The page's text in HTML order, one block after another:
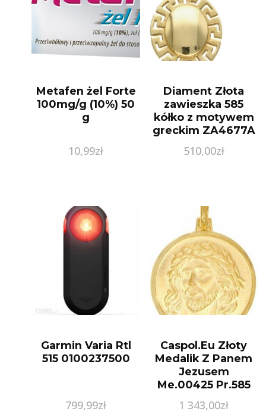
Metafen żel Forte
100mg/g (10%) 50
g
10,99zł
Diament Złota
zawieszka 585
kółko z motywem
greckim ZA4677A
510,00zł
Garmin Varia Rtl
515 0100237500
799,99zł
Caspol.Eu Złoty
Medalik Z Panem
Jezusem
Me.00425 Pr.585
1 343,00zł